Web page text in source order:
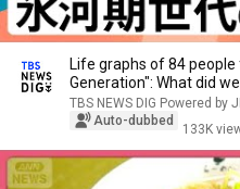
Life graphs of 84
Generation": What did
fam...
TBS NEWS DIG Powered by
Auto-dubbed
133K